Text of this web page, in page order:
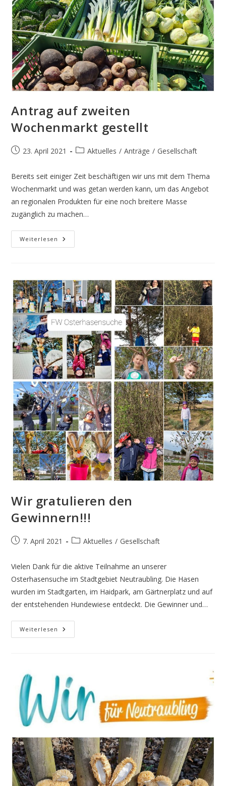
Antrag auf zweiten
Wochenmarkt gestellt
Beitrag23. April 2021
Beitrags-
Aktuelles / Anträge / Gesellschaft
Bereits seit einiger Zeit beschäftigen wir uns mit dem Thema
Wochenmarkt und was getan werden kann, um das Angebot
an regionalen Produkten für eine noch breitere Masse
zugänglich zu machen…
Weiterlesen Antrag
Auf
Wir gratulieren den
Gewinnern!!!
Beitrag7. April 2021
Beitrags-
Aktuelles / Gesellschaft
Vielen Dank für die aktive Teilnahme an unserer
Osterhasensuche im Stadtgebiet Neutraubling. Die Hasen
wurden im Stadtgarten, im Haidpark, am Gärtnerplatz und auf
der entstehenden Hundewiese entdeckt. Die Gewinner und…
Weiterlesen Wir
Gratulieren